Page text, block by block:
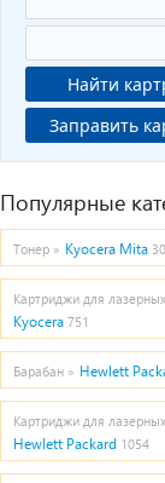
Найти
Популярные
Тонер » Kyocera Mita
Картриджи для
Kyocera 751
Барабан » Hewlett
Картриджи для
Hewlett Packard 1054